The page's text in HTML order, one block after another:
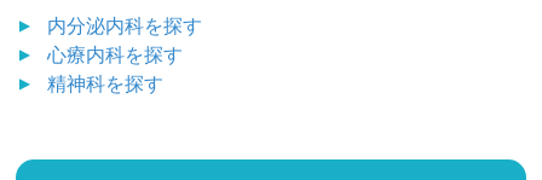
内分泌内科を探す
心療内科を探す
精神科を探す